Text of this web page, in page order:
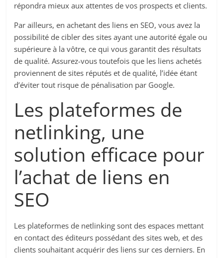
répondra mieux aux attentes de vos prospects et clients.
Par ailleurs, en achetant des liens en SEO, vous avez la
possibilité de cibler des sites ayant une autorité égale ou
supérieure à la vôtre, ce qui vous garantit des résultats
de qualité. Assurez-vous toutefois que les liens achetés
proviennent de sites réputés et de qualité, l’idée étant
d’éviter tout risque de pénalisation par Google.
Les plateformes de
netlinking, une
solution efficace pour
l’achat de liens en
SEO
Les plateformes de netlinking sont des espaces mettant
en contact des éditeurs possédant des sites web, et des
clients souhaitant acquérir des liens sur ces derniers. En